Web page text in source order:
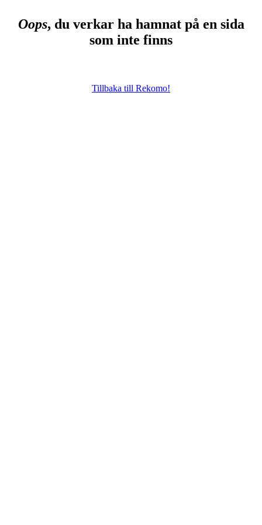
Oops, du verkar ha hamnat på en sida
som inte finns
Tillbaka till Rekomo!